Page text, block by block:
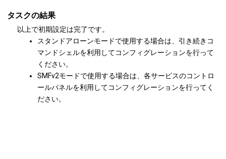
タスクの結果
以上で初期設定は完了です。
スタンドアローンモードで使用する場合は、引き続きコ
マンドシェルを利用してコンフィグレーションを行って
ください。
SMFv2モードで使用する場合は、各サービスのコントロ
ールパネルを利用してコンフィグレーションを行ってく
ださい。